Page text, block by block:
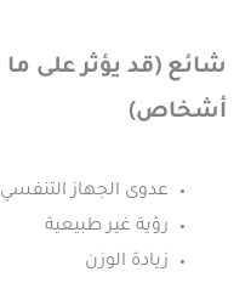
أشخاص)
عدوى الجهاز التنفسي
رؤية غير طبيعية
زيادة الوزن